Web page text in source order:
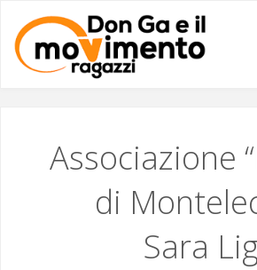
contenuto
Associazione
di
Sara